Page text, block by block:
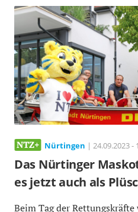
Nürtingen | 24.09.2023 -
Das Nürtinger
es jetzt auch als
Beim Tag der